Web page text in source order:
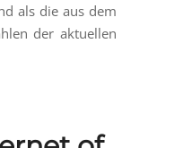
als die aus dem
der aktuellen